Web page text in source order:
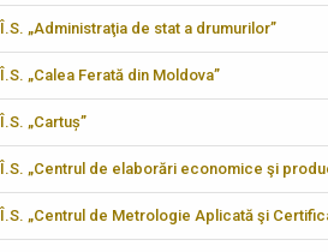
Î.S. „Administraţia de stat a drumurilor”
Î.S. „Calea Ferată din Moldova”
Î.S. „Cartuș”
Î.S. „Centrul de elaborări economice şi
Î.S. „Centrul de Metrologie Aplicată şi